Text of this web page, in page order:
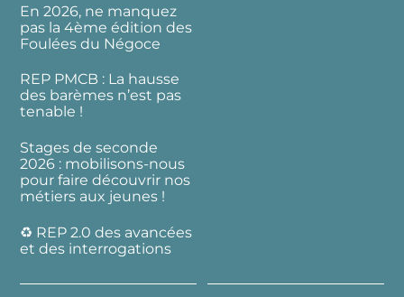
En 2026, ne manquez
pas la 4ème édition des
Foulées du Négoce
REP PMCB : La hausse
des barèmes n’est pas
tenable !
Stages de seconde
2026 : mobilisons-nous
pour faire découvrir nos
métiers aux jeunes !
♻️ REP 2.0 des avancées
et des interrogations